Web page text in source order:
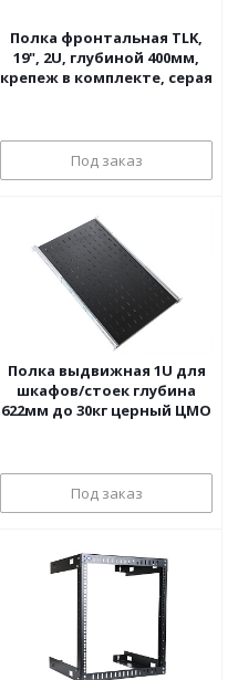
Полка фронтальная TLK,
19", 2U, глубиной 400мм,
крепеж в комплекте, серая
Под заказ
Полка выдвижная 1U для
шкафов/стоек глубина
622мм до 30кг церный ЦМО
Под заказ